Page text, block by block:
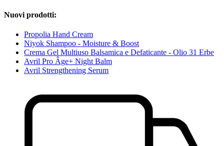
Nuovi prodotti:
Propolia Hand Cream
Niyok Shampoo - Moisture & Boost
Crema Gel Multiuso Balsamica e Defaticante - Olio 31 Erbe
Avril Pro Âge+ Night Balm
Avril Strengthening Serum